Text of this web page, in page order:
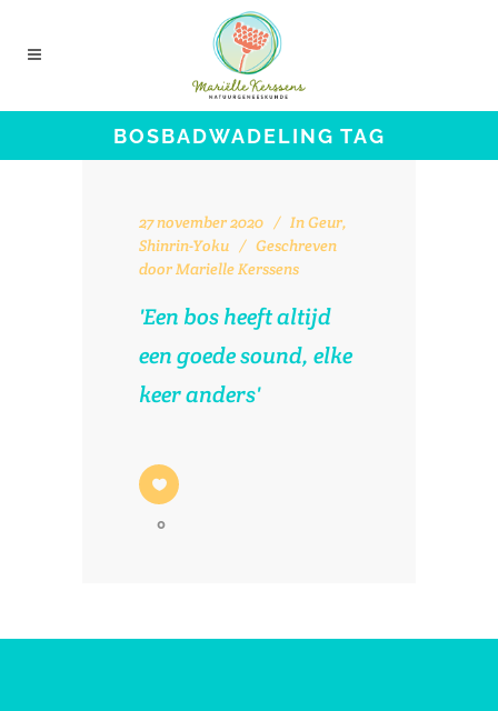
BOSBADWADELING TAG
27 november 2020 InGeur,
Shinrin-Yoku
Geschreven
doorMarielle Kerssens
'Een bos heeft altijd
een goede sound, elke
keer anders'
0